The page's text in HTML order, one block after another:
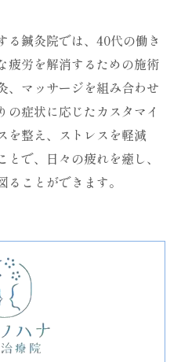
る鍼灸院では、40代の働き
疲労を解消するための施術
、マッサージを組み合わせ
の症状に応じたカスタマイ
を整え、ストレスを軽減
で、日々の疲れを癒し、
ことができます。